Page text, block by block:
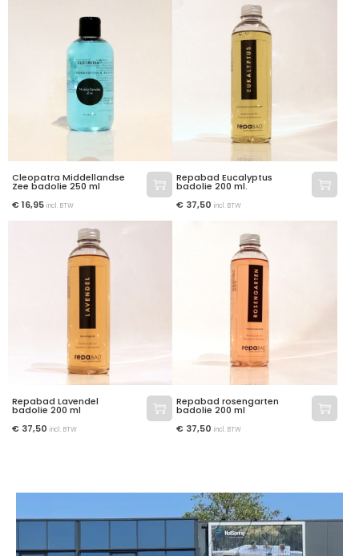
Cleopatra Middellandse
Zee badolie 250 ml
€16,95 incl. BTW
Repabad Eucalyptus
badolie 200 ml.
€ 37,50 incl. BTW
Repabad Lavendel
badolie 200 ml
€ 37,50 incl. BTW
Repabad rosengarten
badolie 200 ml
€ 37,50 incl. BTW